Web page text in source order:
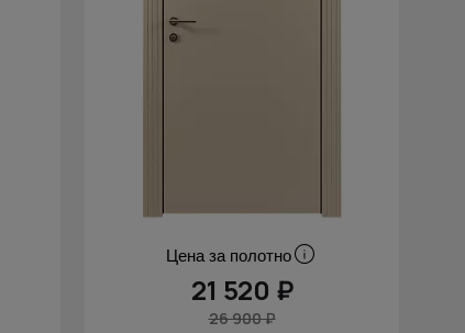
Цена за полотно
21 520 ₽
26 900 ₽